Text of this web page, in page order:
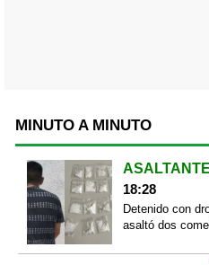
MINUTO A MINUTO
ASALTANTE
18:28
Detenido con
asaltó dos